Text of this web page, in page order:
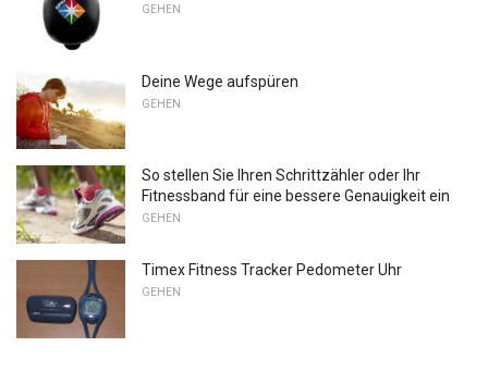
GEHEN
Deine Wege aufspüren
GEHEN
So stellen Sie Ihren Schrittzähler oder Ihr
Fitnessband für eine bessere Genauigkeit ein
GEHEN
Timex Fitness Tracker Pedometer Uhr
GEHEN